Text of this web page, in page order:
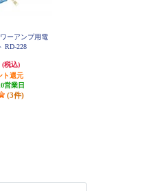
ーアンプ用電
RD-228
(税込)
ト還元
営業日
(3件)